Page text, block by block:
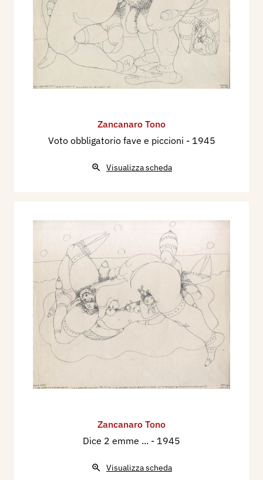
Zancanaro Tono
Voto obbligatorio fave e piccioni - 1945
Visualizza scheda
Zancanaro Tono
Dice 2 emme ... - 1945
Visualizza scheda